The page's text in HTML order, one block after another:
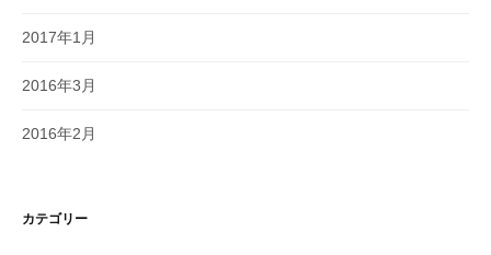
2017年1月
2016年3月
2016年2月
カテゴリー